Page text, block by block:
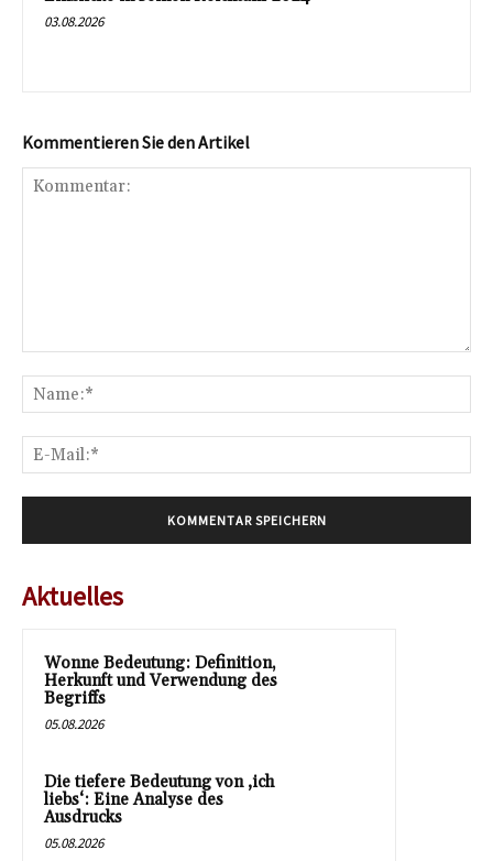
03.08.2026
Kommentieren Sie den Artikel
Aktuelles
Wonne Bedeutung: Definition,
Herkunft und Verwendung des
Begriffs
05.08.2026
Die tiefere Bedeutung von ‚ich
liebs‘: Eine Analyse des
Ausdrucks
05.08.2026